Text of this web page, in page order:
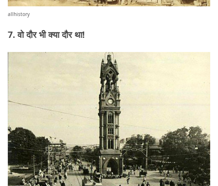
allhistory
7. वो दौर भी क्या दौर था!